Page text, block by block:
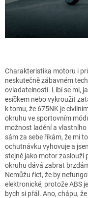
Charakteristika motoru i
neskutečně zábavném
ovladatelností. Líbí se mi,
esíčkem nebo vykroužit
k tomu, že 675NK je
okruhu ve sportovním
možnost ladění a
sám za sebe říkám, že mi
ochutnávku vyhovuje a
stejně jako motor zaslouží
okruhu dává zabrat
Nemůžu říct, že by
elektronické, protože ABS
bych si přál. Ano, chápu,